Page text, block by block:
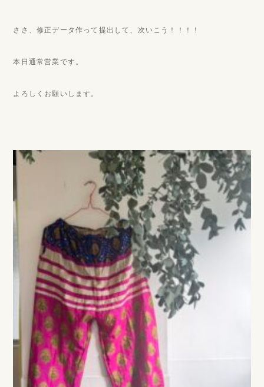
ささ、修正データ作って提出して、次いこう！！！！
本日通常営業です。
よろしくお願いします。